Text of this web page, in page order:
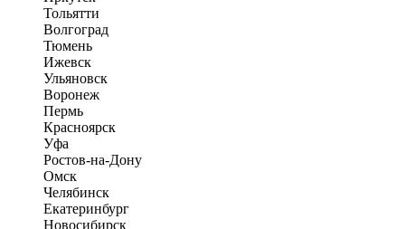
Тольятти
Волгоград
Тюмень
Ижевск
Ульяновск
Воронеж
Пермь
Красноярск
Уфа
Ростов-на-Дону
Омск
Челябинск
Екатеринбург
Новосибирск